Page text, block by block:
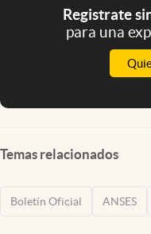
Registrate
para una
Temas relacionados
Boletín Oficial ANSES